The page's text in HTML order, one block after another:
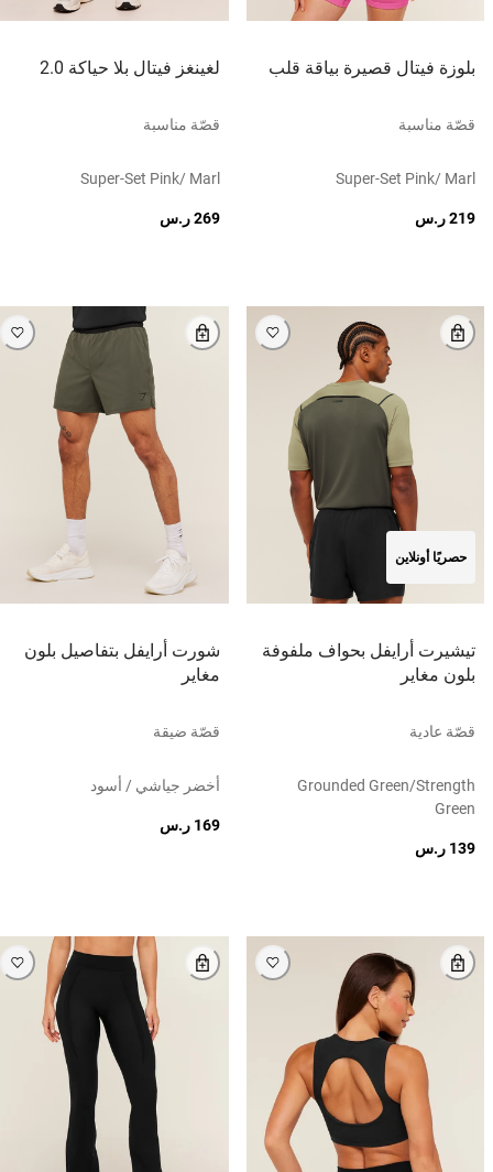
بلوزة فيتال قصيرة بياقة قلب
قصّة مناسبة
Super-Set Pink/ Marl
219 ر.س
لغينغز فيتال بلا حياكة 2.0
قصّة مناسبة
Super-Set Pink/ Marl
269 ر.س
حصريًا أونلاين
تيشيرت أرايفل بحواف ملفوفة
بلون مغاير
قصّة عادية
Grounded Green/strength
Green
139 ر.س
شورت أرايفل بتفاصيل بلون
مغاير
قصّة ضيقة
أخضر جياشي / أسود
169 ر.س